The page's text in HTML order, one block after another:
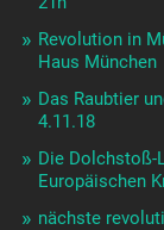
Revolution in
Haus München
Das Raubtier
4.11.18
Die Dolchstoß-
Europäischen
nächste